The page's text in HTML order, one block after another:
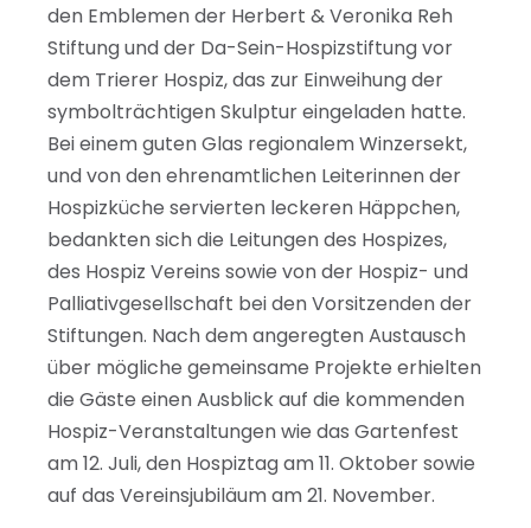
den Emblemen der Herbert & Veronika Reh
Stiftung und der Da-Sein-Hospizstiftung vor
dem Trierer Hospiz, das zur Einweihung der
symbolträchtigen Skulptur eingeladen hatte.
Bei einem guten Glas regionalem Winzersekt,
und von den ehrenamtlichen Leiterinnen der
Hospizküche servierten leckeren Häppchen,
bedankten sich die Leitungen des Hospizes,
des Hospiz Vereins sowie von der Hospiz- und
Palliativgesellschaft bei den Vorsitzenden der
Stiftungen. Nach dem angeregten Austausch
über mögliche gemeinsame Projekte erhielten
die Gäste einen Ausblick auf die kommenden
Hospiz-Veranstaltungen wie das Gartenfest
am 12. Juli, den Hospiztag am 11. Oktober sowie
auf das Vereinsjubiläum am 21. November.